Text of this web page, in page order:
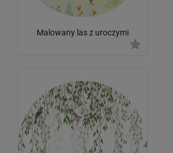
Malowany las z uroczymi